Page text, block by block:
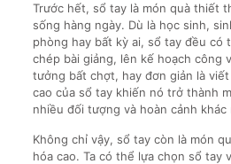
Trước hết, sổ tay là món quà thiết
sống hàng ngày. Dù là học sinh,
phòng hay bất kỳ ai, sổ tay đều có
chép bài giảng, lên kế hoạch công
tưởng bất chợt, hay đơn giản là
cao của sổ tay khiến nó trở thành
nhiều đối tượng và hoàn cảnh khác
Không chỉ vậy, sổ tay còn là món
hóa cao. Ta có thể lựa chọn sổ tay